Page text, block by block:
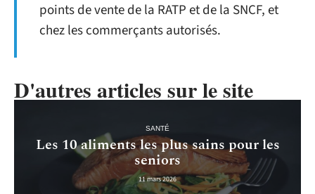
points de vente de la RATP et de la SNCF, et
chez les commerçants autorisés.
D'autres articles sur le site
SANTÉ
Les 10 aliments les plus sains pour les
seniors
11 mars 2026